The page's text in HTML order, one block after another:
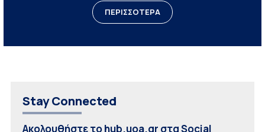
ΠΕΡΙΣΣΟΤΕΡΑ
Stay Connected
Ακολουθήστε το hub.uoa.gr στα Social